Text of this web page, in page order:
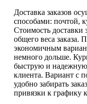
Доставка заказов
способами: почтой,
Стоимость доставки
общего веса заказа.
экономичным
немного дольше.
быструю и надежную
клиента. Вариант с
удобно забирать
привязки к графику